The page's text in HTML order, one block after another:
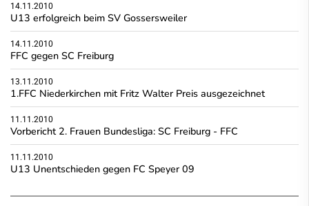
14.11.2010
U13 erfolgreich beim SV Gossersweiler
14.11.2010
FFC gegen SC Freiburg
13.11.2010
1.FFC Niederkirchen mit Fritz Walter Preis ausgezeichnet
11.11.2010
Vorbericht 2. Frauen Bundesliga: SC Freiburg - FFC
11.11.2010
U13 Unentschieden gegen FC Speyer 09